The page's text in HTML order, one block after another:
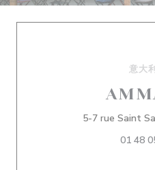
意大
5-7 rue Saint
01 48